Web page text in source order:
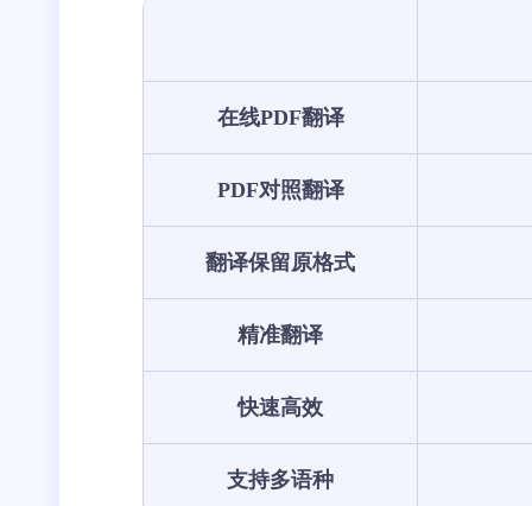
在线PDF翻译
PDF对照翻译
翻译保留原格式
精准翻译
快速高效
支持多语种